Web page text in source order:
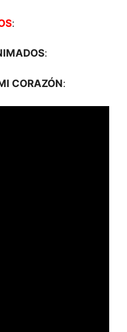
:
:
CORAZÓN: